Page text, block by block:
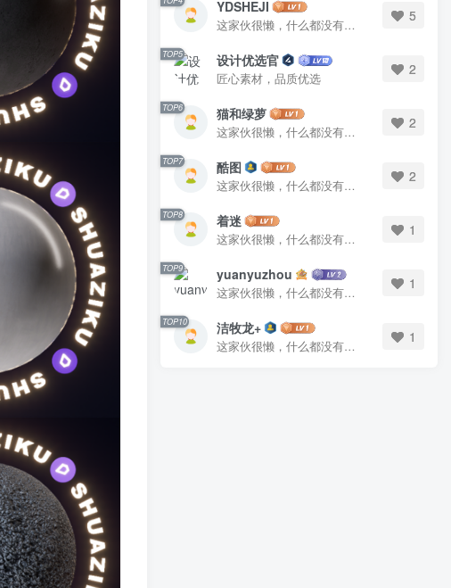
YDSHEJI
这家伙很懒，什么都没有写...
5
TOP5 设计优选官
匠心素材，品质优选
2
TOP6 猫和绿萝
这家伙很懒，什么都没有写...
2
TOP7 酷图
这家伙很懒，什么都没有写...
2
TOP8 着迷
这家伙很懒，什么都没有写...
1
TOP9 yuanyuzhou
这家伙很懒，什么都没有写...
1
TOP10 洁牧龙+
这家伙很懒，什么都没有写...
1